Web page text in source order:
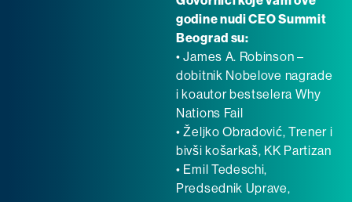
godine nudi CEO Summit
Beograd su:
• James A. Robinson –
dobitnik Nobelove nagrade
i koautor bestselera Why
Nations Fail
• Željko Obradović, Trener i
bivši košarkaš, KK Partizan
• Emil Tedeschi,
Predsednik Uprave,